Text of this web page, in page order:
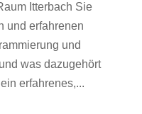
Itterbach Sie
und erfahrenen
und
was dazugehört
erfahrenes,...